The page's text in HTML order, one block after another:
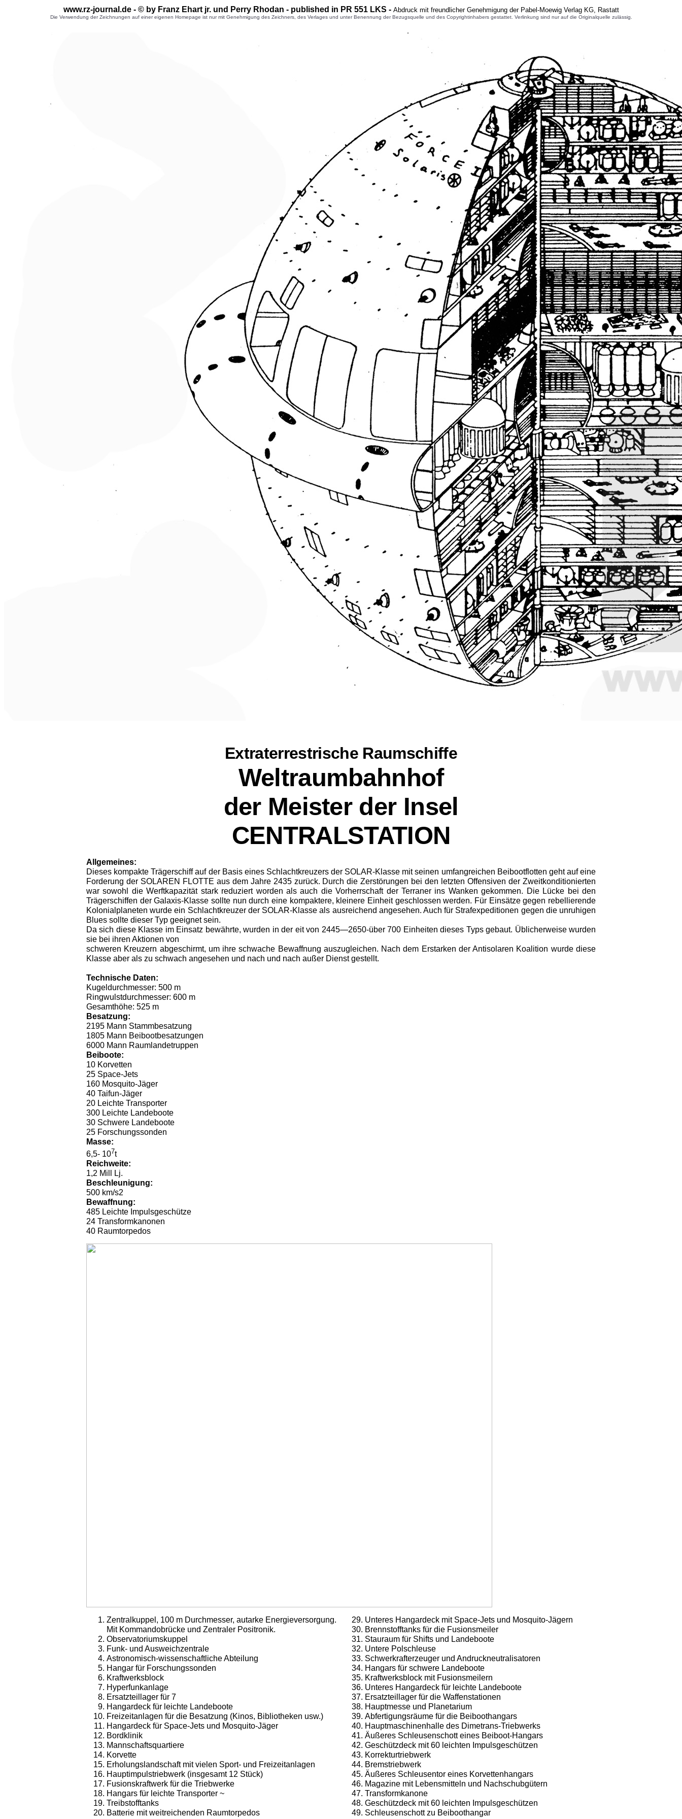
www.rz-journal.de - © by Franz Ehart jr. und Perry Rhodan - published in PR 551 LKS - Abdruck mit freundlicher Genehmigung der Pabel-Moewig Verlag KG, Rastatt
Die Verwendung der Zeichnungen auf einer eigenen Homepage ist nur mit Genehmigung des Zeichners, des Verlages und unter Benennung der Bezugsquelle und des Copyrightinhabers gestattet. Verlinkung sind nur auf die Originalquelle zulässig.
Extraterrestrische Raumschiffe
Weltraumbahnhof
der Meister der Insel
CENTRALSTATION
Allgemeines:
Dieses kompakte Trägerschiff auf der Basis eines Schlachtkreuzers der SOLAR-Klasse mit seinen umfangreichen Beibootflotten geht auf eine
Forderung der SOLAREN FLOTTE aus dem Jahre 2435 zurück. Durch die Zerstörungen bei den letzten Offensiven der Zweit­konditionierten
war sowohl die Werftkapazität stark re­duziert worden als auch die Vorherrschaft der Terraner ins Wanken gekommen. Die Lücke bei den
Trägerschif­fen der Galaxis-Klasse sollte nun durch eine kompakte­re, kleinere Einheit geschlossen werden. Für Einsätze ge­gen rebellierende
Kolonialplaneten wurde ein Schlachtkreuzer der SOLAR-Klasse als ausreichend angesehen. Auch für Strafexpeditionen gegen die unruhigen
Blues sollte dieser Typ geeignet sein.
Da sich diese Klasse im Einsatz bewährte, wurden in der eit von 2445—2650-über 700 Einheiten dieses Typs ge­baut. Üblicherweise wurden
sie bei ihren Aktionen von
schweren Kreuzern abgeschirmt, um ihre schwache Be­waffnung auszugleichen. Nach dem Erstarken der Anti­solaren Koalition wurde diese
Klasse aber als zu schwach angesehen und nach und nach außer Dienst gestellt.
Technische Daten:
Kugeldurchmesser: 500 m
Ringwulstdurchmesser: 600 m
Gesamthöhe: 525 m
Besatzung:
2195 Mann Stammbesatzung
1805 Mann Beibootbesatzungen
6000 Mann Raumlandetruppen
Beiboote:
10 Korvetten
25 Space-Jets
160 Mosquito-Jäger
40 Taifun-Jäger
20 Leichte Transporter
300 Leichte Landeboote
30 Schwere Landeboote
25 Forschungssonden
Masse:
6,5- 107t
Reichweite:
1,2 Mill Lj.
Beschleunigung:
500 km/s2
Bewaffnung:
485 Leichte Impulsgeschütze
24 Transformkanonen
40 Raumtorpedos
Zentralkuppel, 100 m Durchmesser, autarke Ener­gieversorgung.
Mit Kommandobrücke und Zentra­ler Positronik.
Observatoriumskuppel
Funk- und Ausweichzentrale
Astronomisch-wissenschaftliche Abteilung
Hangar für Forschungssonden
Kraftwerksblock
Hyperfunkanlage
Ersatzteillager für 7
Hangardeck für leichte Landeboote
Freizeitanlagen für die Besatzung (Kinos, Bibliothe­ken usw.)
Hangardeck für Space-Jets und Mosquito-Jäger
Bordklinik
Mannschaftsquartiere
Korvette
Erholungslandschaft mit vielen Sport- und Freizeit­anlagen
Hauptimpulstriebwerk (insgesamt 12 Stück)
Fusionskraftwerk für die Triebwerke
Hangars für leichte Transporter ~
Treibstofftanks
Batterie mit weitreichenden Raumtorpedos
Unteres Hangardeck mit Space-Jets und Mosquito-Jägern
Brennstofftanks für die Fusionsmeiler
Stauraum für Shifts und Landeboote
Untere Polschleuse
Schwerkrafterzeuger und Andruckneutralisatoren
Hangars für schwere Landeboote
Kraftwerksblock mit Fusionsmeilern
Unteres Hangardeck für leichte Landeboote
Ersatzteillager für die Waffenstationen
Hauptmesse und Planetarium
Abfertigungsräume für die Beiboothangars
Hauptmaschinenhalle des Dimetrans-Triebwerks
Äußeres Schleusenschott eines Beiboot-Hangars
Geschützdeck mit 60 leichten Impulsgeschützen
Korrekturtriebwerk
Bremstriebwerk
Äußeres Schleusentor eines Korvettenhangars
Magazine mit Lebensmitteln und Nachschubgütern
Transformkanone
Geschützdeck mit 60 leichten Impulsgeschützen
Schleusenschott zu Beiboothangar